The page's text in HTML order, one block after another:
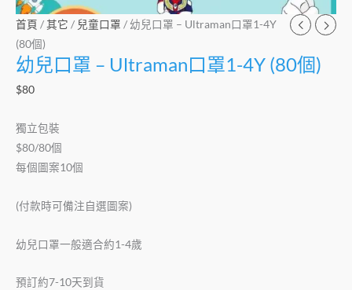
首頁 /其它 / 兒童口罩 / 幼兒口罩 – Ultraman口罩1-4Y
(80個)
幼兒口罩 – Ultraman口罩1-4Y (80個)
$80
獨立包裝
$80/80個
每個圖案10個
(付款時可備注自選圖案)
幼兒口罩一般適合約1-4歲
預訂約7-10天到貨
(80
數
量